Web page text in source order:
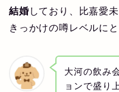
結婚 しており、比嘉愛
きっかけの噂レベルに
大河の飲み
ョンで盛り